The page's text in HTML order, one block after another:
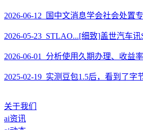
2026-06-12 国中文消息学会社会处置
2026-05-23 STLAO...[细致]盖世汽车讯
2026-06-01 分析使用久期办理、收益
2025-02-19 实测豆包1.5后，看到了字
关于我们
ai资讯